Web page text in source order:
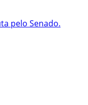
pelo Senado.